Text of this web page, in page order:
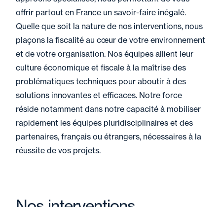
offrir partout en France un savoir-faire inégalé.
Quelle que soit la nature de nos interventions, nous
plaçons la fiscalité au cœur de votre environnement
et de votre organisation. Nos équipes allient leur
culture économique et fiscale à la maîtrise des
problématiques techniques pour aboutir à des
solutions innovantes et efficaces. Notre force
réside notamment dans notre capacité à mobiliser
rapidement les équipes pluridisciplinaires et des
partenaires, français ou étrangers, nécessaires à la
réussite de vos projets.